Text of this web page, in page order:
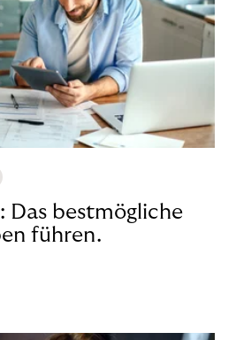
Das bestmögliche
führen.